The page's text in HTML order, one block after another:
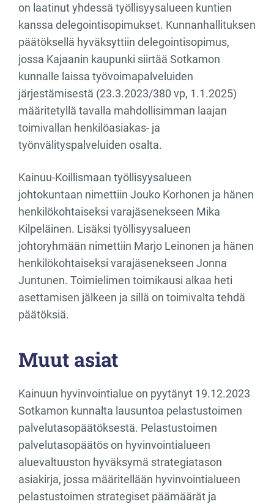
on laatinut yhdessä työllisyysalueen kuntien
kanssa delegointisopimukset. Kunnanhallituksen
päätöksellä hyväksyttiin delegointisopimus,
jossa Kajaanin kaupunki siirtää Sotkamon
kunnalle laissa työvoimapalveluiden
järjestämisestä (23.3.2023/380 vp, 1.1.2025)
määritetyllä tavalla mahdollisimman laajan
toimivallan henkilöasiakas- ja
työnvälityspalveluiden osalta.
Kainuu-Koillismaan työllisyysalueen
johtokuntaan nimettiin Jouko Korhonen ja hänen
henkilökohtaiseksi varajäsenekseen Mika
Kilpeläinen. Lisäksi työllisyysalueen
johtoryhmään nimettiin Marjo Leinonen ja hänen
henkilökohtaiseksi varajäsenekseen Jonna
Juntunen. Toimielimen toimikausi alkaa heti
asettamisen jälkeen ja sillä on toimivalta tehdä
päätöksiä.
Muut asiat
Kainuun hyvinvointialue on pyytänyt 19.12.2023
Sotkamon kunnalta lausuntoa pelastustoimen
palvelutasopäätöksestä. Pelastustoimen
palvelutasopäätös on hyvinvointialueen
aluevaltuuston hyväksymä strategiatason
asiakirja, jossa määritellään hyvinvointialueen
pelastustoimen strategiset päämäärät ja